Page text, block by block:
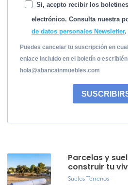
Si, acepto recibir los
electrónico. Consulta nuestra
de datos personales Newsletter.
Puedes cancelar tu suscripción en
enlace incluido en el boletín o
hola@abancainmuebles.com
Parcelas y
construir tu
Suelos Terrenos